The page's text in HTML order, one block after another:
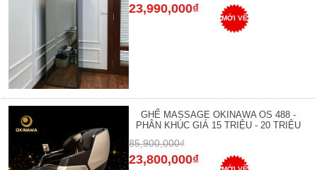
23,990,000₫
MỚI VỀ
GHẾ MASSAGE OKINAWA OS 488 -
PHÂN KHÚC GIÁ 15 TRIỆU - 20 TRIỆU
85,900,000₫
23,800,000₫